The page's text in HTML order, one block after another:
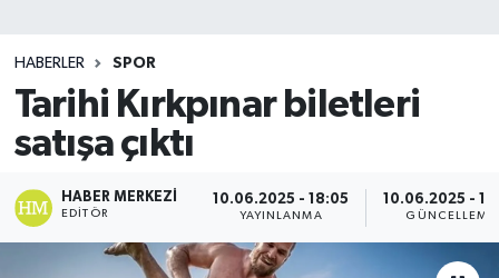
HABERLER SPOR
Tarihi Kırkpınar biletleri
satışa çıktı
HABER MERKEZI
EDITÖR
10.06.2025 - 18:05
YAYINLANMA
10.06.2025 -
GÜNCELLEME
Teknoloji
TRABZON
TRABZONSPOR